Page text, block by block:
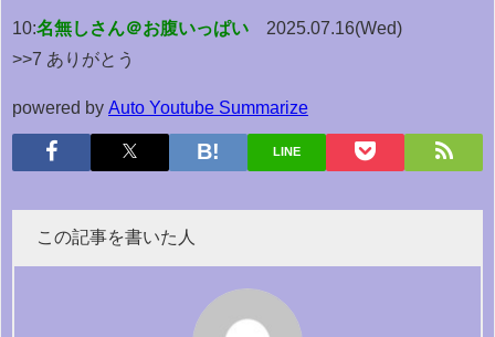
10:名無しさん＠お腹いっぱい
2025.07.16(Wed)
>>7 ありがとう
powered by Auto Youtube Summarize
LINE
この記事を書いた人